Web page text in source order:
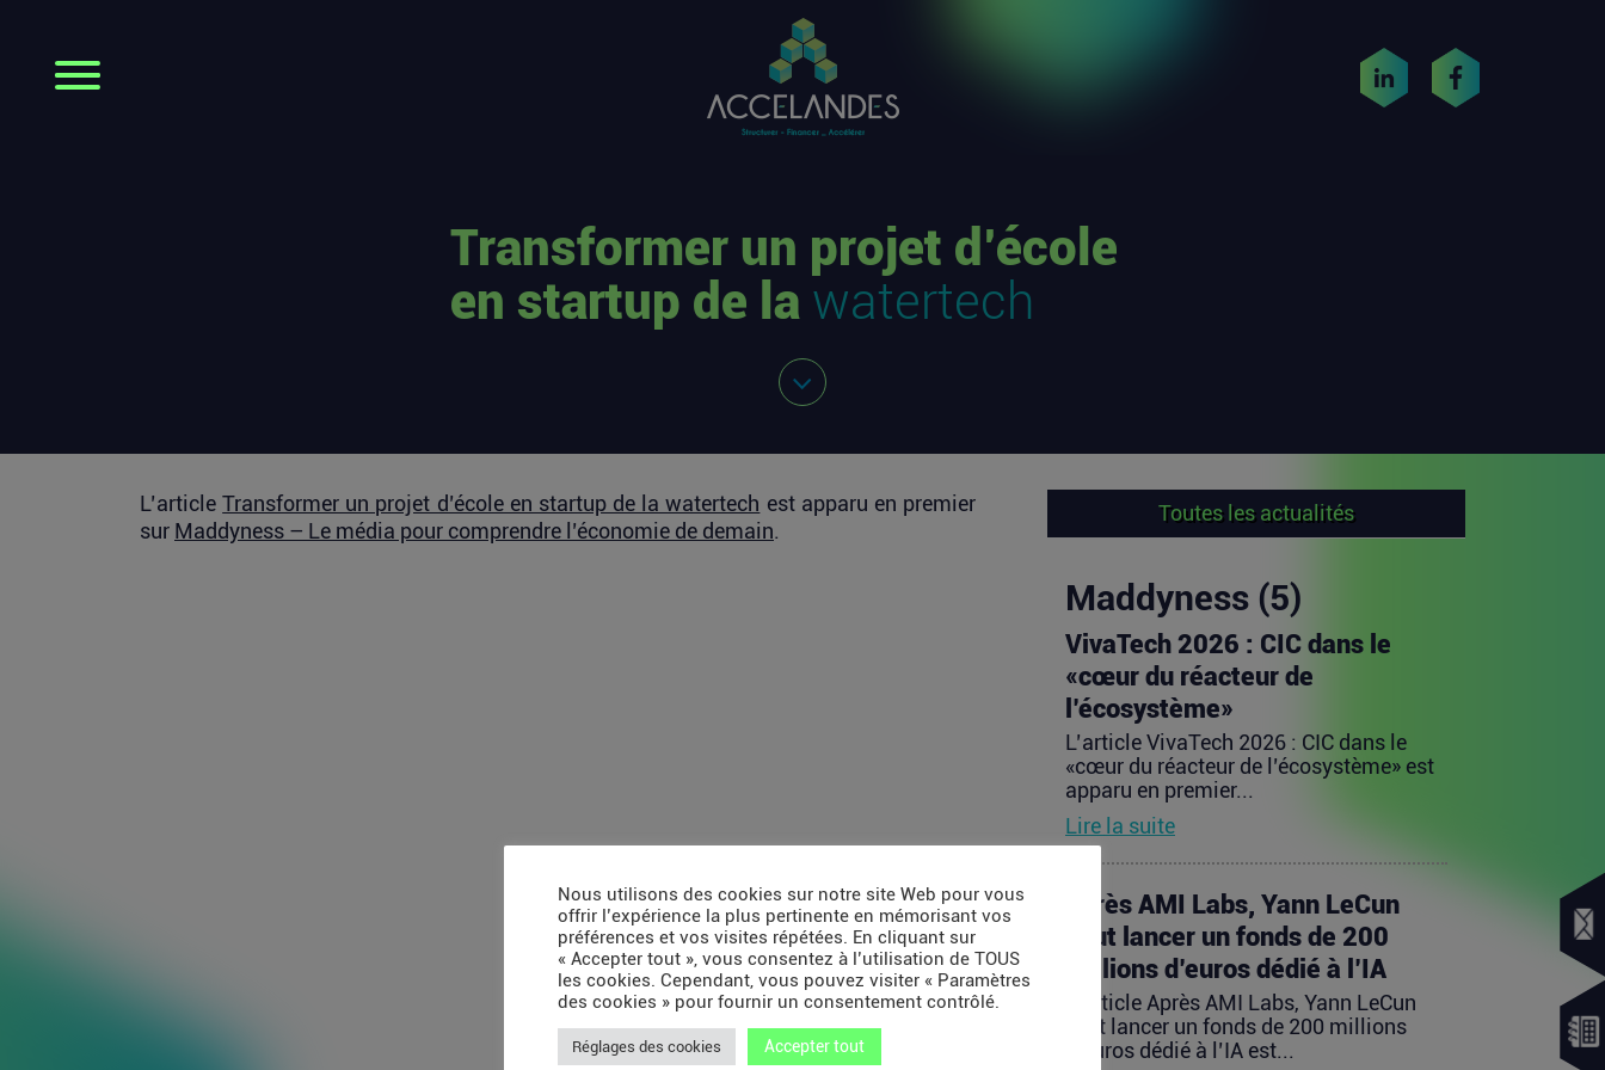
Transformer un projet d’école
en startup de la watertech
L’articleTransformer un projet d’école en startup de la watertech est apparu en premier
sur Maddyness – Le média pour comprendre l’économie de demain.
Toutes les actualités
Maddyness (5)
VivaTech 2026 : CIC dans le
«cœur du réacteur de
l’écosystème»
L’article VivaTech 2026 : CIC dans le
«cœur du réacteur de l’écosystème» est
apparu en premier...
Lire la suite
Après AMI Labs, Yann LeCun
veut lancer un fonds de 200
millions d’euros dédié à l’IA
L’article Après AMI Labs, Yann LeCun
veut lancer un fonds de 200 millions
d’euros dédié à l’IA est...
Nous utilisons des cookies sur notre site Web pour vous
offrir l’expérience la plus pertinente en mémorisant vos
préférences et vos visites répétées. En cliquant sur
« Accepter tout », vous consentez à l’utilisation de TOUS
les cookies. Cependant, vous pouvez visiter « Paramètres
des cookies » pour fournir un consentement contrôlé.
Réglages des cookies Accepter tout